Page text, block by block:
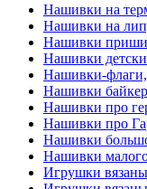
Нашивки на
Нашивки на
Нашивки
Нашивки
Нашивки-
Нашивки
Нашивки про
Нашивки про
Нашивки
Нашивки малого
Игрушки